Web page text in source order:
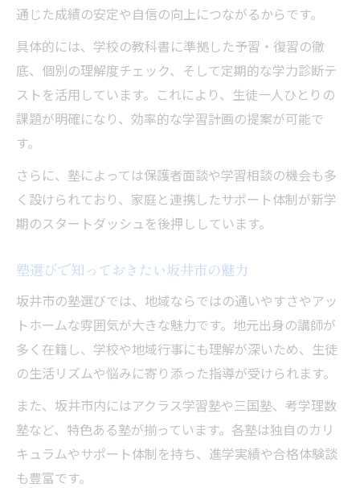
通じた成績の安定や自信の向上につながるからです。
具体的には、学校の教科書に準拠した予習・復習の徹
底、個別の理解度チェック、そして定期的な学力診断テ
ストを活用しています。これにより、生徒一人ひとりの
課題が明確になり、効率的な学習計画の提案が可能で
す。
さらに、塾によっては保護者面談や学習相談の機会も多
く設けられており、家庭と連携したサポート体制が新学
期のスタートダッシュを後押ししています。
塾選びで知っておきたい坂井市の魅力
坂井市の塾選びでは、地域ならではの通いやすさやアッ
トホームな雰囲気が大きな魅力です。地元出身の講師が
多く在籍し、学校や地域行事にも理解が深いため、生徒
の生活リズムや悩みに寄り添った指導が受けられます。
また、坂井市内にはアクラス学習塾や三国塾、考学理数
塾など、特色ある塾が揃っています。各塾は独自のカリ
キュラムやサポート体制を持ち、進学実績や合格体験談
も豊富です。